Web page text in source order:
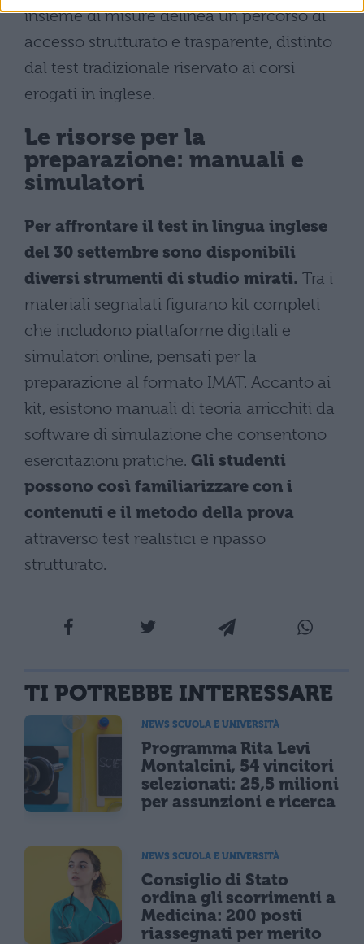
insieme di misure delinea un percorso di
accesso strutturato e trasparente, distinto
dal test tradizionale riservato ai corsi
erogati in inglese.
Le risorse per la
preparazione: manuali e
simulatori
Per affrontare il test in lingua inglese
del 30 settembre sono disponibili
diversi strumenti di studio mirati. Tra i
materiali segnalati figurano kit completi
che includono piattaforme digitali e
simulatori online, pensati per la
preparazione al formato IMAT. Accanto ai
kit, esistono manuali di teoria arricchiti da
software di simulazione che consentono
esercitazioni pratiche. Gli studenti
possono così familiarizzare con i
contenuti e il metodo della prova
attraverso test realistici e ripasso
strutturato.
TI POTREBBE INTERESSARE
NEWS SCUOLA E UNIVERSITÀ
Programma Rita Levi
Montalcini, 54 vincitori
selezionati: 25,5 milioni
per assunzioni e ricerca
NEWS SCUOLA E UNIVERSITÀ
Consiglio di Stato
ordina gli scorrimenti a
Medicina: 200 posti
riassegnati per merito